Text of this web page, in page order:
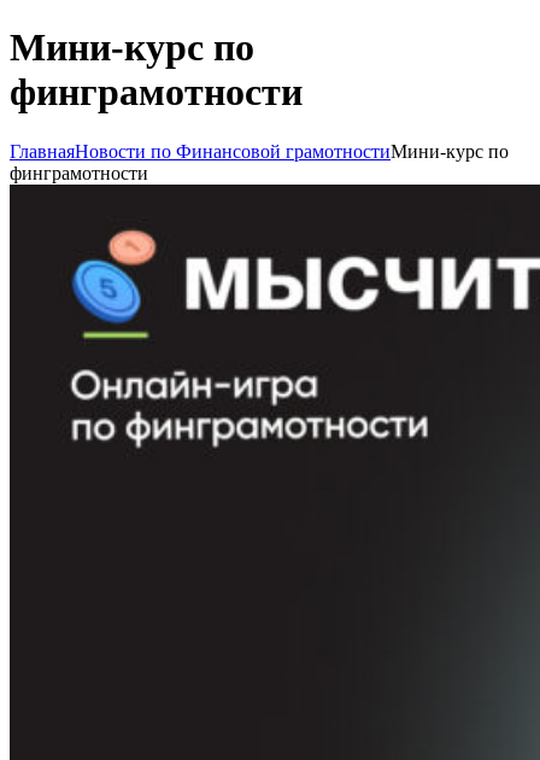
Мини-курс по
финграмотности
ГлавнаяНовости по Финансовой грамотностиМини-курс по
финграмотности